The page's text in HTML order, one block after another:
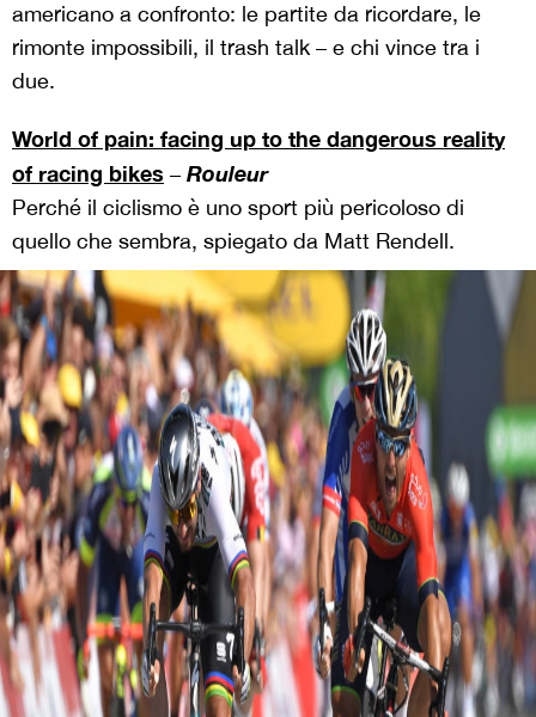
americano a confronto: le partite da ricordare, le
rimonte impossibili, il trash talk – e chi vince tra i
due.
World of pain: facing up to the dangerous reality
of racing bikes – Rouleur
Perché il ciclismo è uno sport più pericoloso di
quello che sembra, spiegato da Matt Rendell.